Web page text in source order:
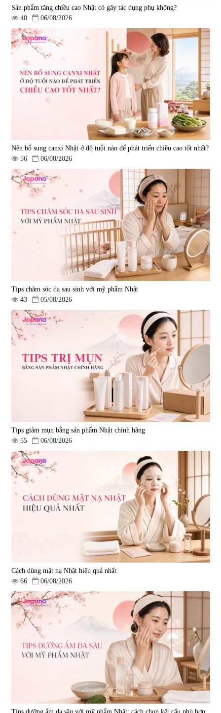
Viên uống bổ gan Ribeto Shoji
Hepaclean 60 viên
690.000 đ
Viên uống hỗ trợ cải thiện thoát
vị đĩa đệm Kyoto Has 30 viên
|14.560
1.600.000 đ
Viên uống hỗ trợ giấc ngủ Fujina
Sleepy Nhật Bản 80 viên
Viên uống phòng ngừa & hỗ trợ
điều trị đột quỵ Biken Kinase
Gold 60 viên
0
1.570.000 đ
Sản phẩm tăng chiều cao Nhật có gây tác dụng phụ không?
40
06/08/2026
Nên bổ sung canxi Nhật ở độ tuổi nào để phát triển chiều cao tốt nhất?
56
06/08/2026
Tips chăm sóc da sau sinh với mỹ phẩm Nhật
43
05/08/2026
Tips giảm mụn bằng sản phẩm Nhật chính hãng
55
06/08/2026
Cách dùng mặt nạ Nhật hiệu quả nhất
66
06/08/2026